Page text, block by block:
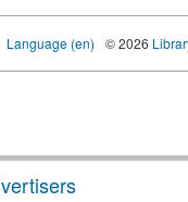
Language (en) © 2026